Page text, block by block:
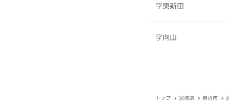
字東新田
字向山
トップ 宮城県 岩沼市